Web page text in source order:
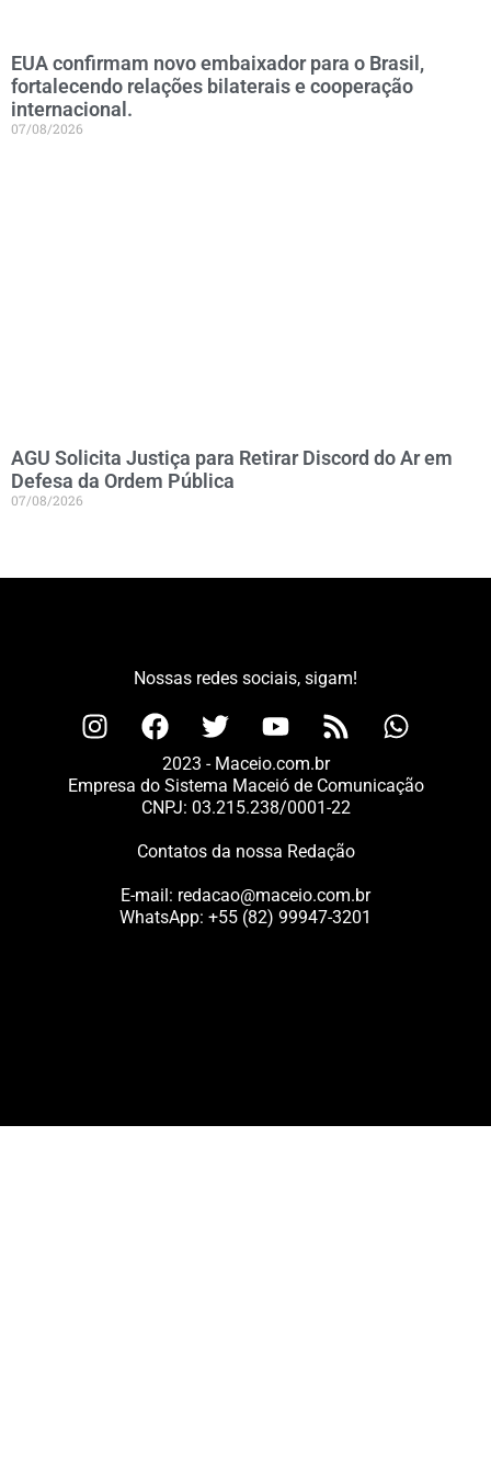
EUA confirmam novo embaixador para o Brasil,
fortalecendo relações bilaterais e cooperação
internacional.
07/08/2026
AGU Solicita Justiça para Retirar Discord do Ar em
Defesa da Ordem Pública
07/08/2026
Nossas redes sociais, sigam!
2023 - Maceio.com.br
Empresa do Sistema Maceió de Comunicação
CNPJ: 03.215.238/0001-22
Contatos da nossa Redação
E-mail: redacao@maceio.com.br
WhatsApp: +55 (82) 99947-3201